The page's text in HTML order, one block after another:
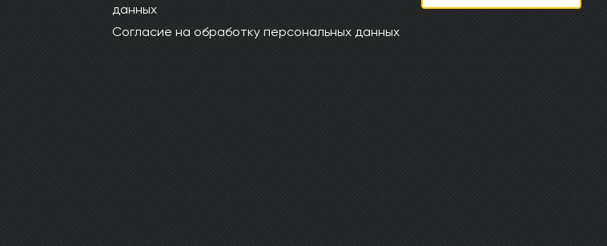
данных
Согласие на обработку персональных данных